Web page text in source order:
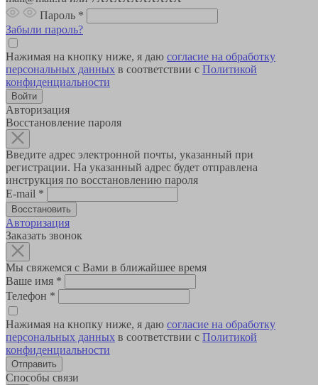
Пароль *
Забыли пароль?
Нажимая на кнопку ниже, я даю согласие на обработку
персональных данных в соответствии с Политикой
конфиденциальности
Авторизация
Восстановление пароля
Введите адрес электронной почты, указанный при
регистрации. На указанный адрес будет отправлена
инструкция по восстановлению пароля
E-mail *
Авторизация
Заказать звонок
Мы свяжемся с Вами в ближайшее время
Ваше имя *
Телефон *
Нажимая на кнопку ниже, я даю согласие на обработку
персональных данных в соответствии с Политикой
конфиденциальности
Способы связи